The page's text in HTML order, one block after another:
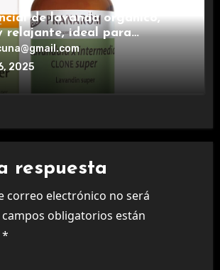
de lavanda orgánico,
relajante, ideal para
2025
respuesta
correo electrónico no será
campos obligatorios están
*